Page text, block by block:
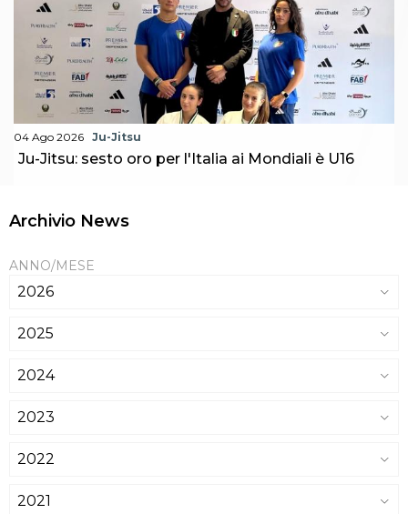
04 Ago 2026 Ju-Jitsu
Ju-Jitsu: sesto oro per l'Italia ai Mondiali è U16
Archivio News
ANNO/MESE
2026
2025
2024
2023
2022
2021